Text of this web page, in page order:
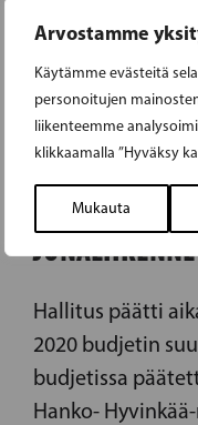
Arvostamme
Käytämme evästeitä
personoitujen
liikenteemme
klikkaamalla ”Hyväksy
Mukauta
24.09.2019
HELSINGIN
Hallitus päätti
2020 budjetin
budjetissa
Hanko-